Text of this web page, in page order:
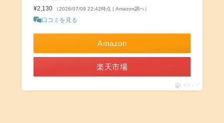
¥2,130
（2026/07/09 22:42時点 | Amazon調べ）
口コミを見る
Amazon
楽天市場
ポチップ